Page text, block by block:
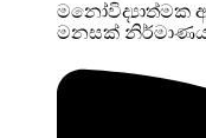
මනෝවිද්‍යාත්මක
මනසක්